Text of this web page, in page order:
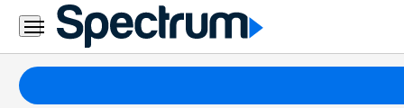
Residencial
Business
Paquetes